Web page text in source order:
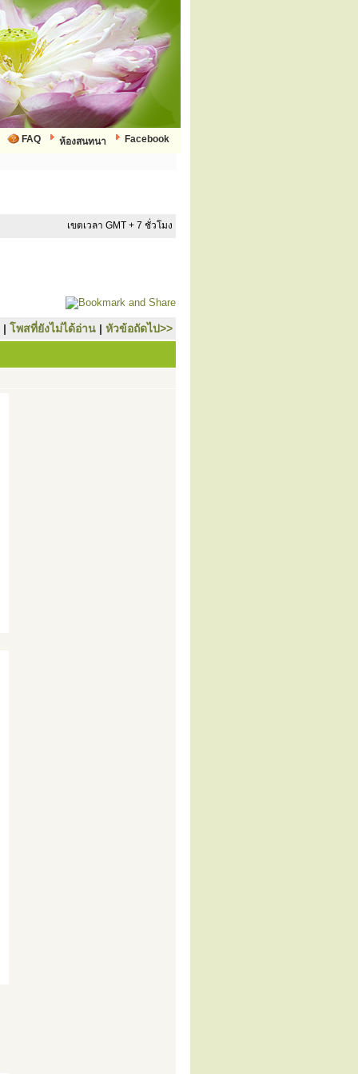
Facebook
ห้องสนทนา
FAQ
เขตเวลา GMT + 7 ชั่วโมง
| โพสที่ยังไม่ได้อ่าน | หัวข้อถัดไป>>